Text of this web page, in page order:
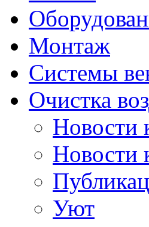
Монтаж
Системы
Очистка
Новости
Новости
Уют